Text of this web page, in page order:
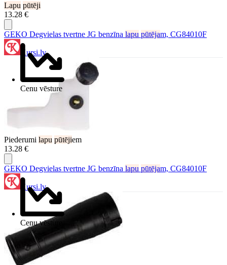
Lapu pūtēji
13.28 €
Cenu vēsture
GEKO Degvielas tvertne JG benzīna lapu pūtējam, CG84010F
Kursi.lv
Piederumi lapu pūtējiem
13.28 €
Cenu vēsture
GEKO Degvielas tvertne JG benzīna lapu pūtējam, CG84010F
Kursi.lv